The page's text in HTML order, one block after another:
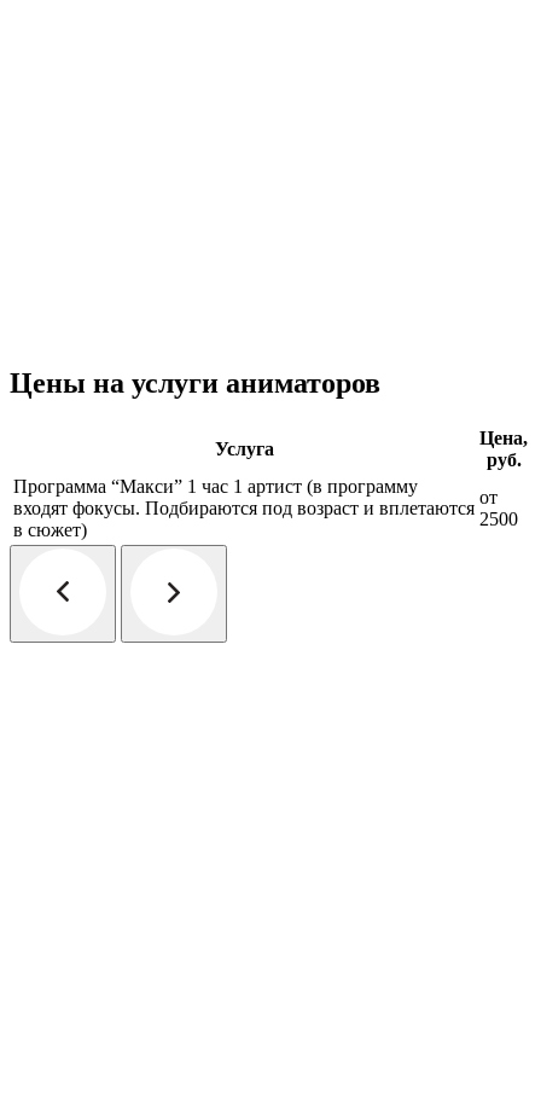
Цены на услуги аниматоров
Услуга
Цена,
руб.
Программа “Макси” 1 час 1 артист (в программу
входят фокусы. Подбираются под возраст и вплетаются
в сюжет)
от
2500